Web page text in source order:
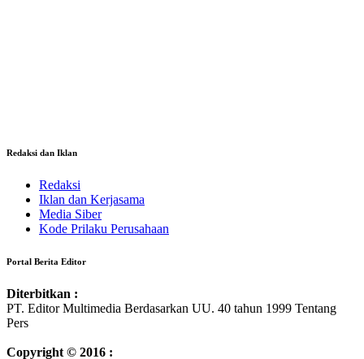
Redaksi dan Iklan
Redaksi
Iklan dan Kerjasama
Media Siber
Kode Prilaku Perusahaan
Portal Berita Editor
Diterbitkan :
PT. Editor Multimedia Berdasarkan UU. 40 tahun 1999 Tentang
Pers
Copyright © 2016 :